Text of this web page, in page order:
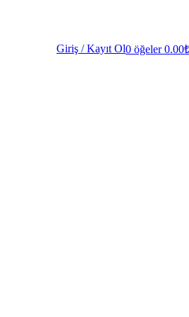
Giriş / Kayıt Ol0 öğeler 0.00